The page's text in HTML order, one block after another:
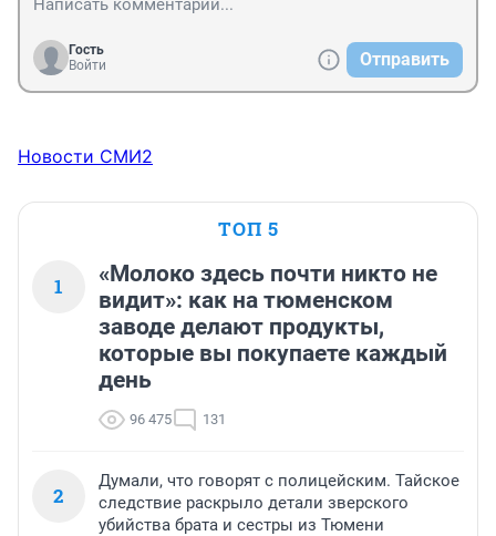
Гость
Войти
Отправить
Новости СМИ2
ТОП 5
1
«Молоко здесь почти никто не
видит»: как на тюменском
заводе делают продукты,
которые вы покупаете каждый
день
96 475 131
2
Думали, что говорят с полицейским. Тайское
следствие раскрыло детали зверского
убийства брата и сестры из Тюмени